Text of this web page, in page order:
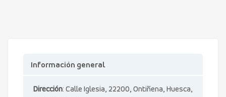
Información general
Dirección: Calle Iglesia, 22200, Ontiñena, Huesca,